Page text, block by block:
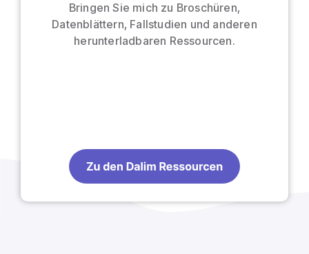
Bringen Sie mich zu Broschüren,
Datenblättern, Fallstudien und anderen
herunterladbaren Ressourcen.